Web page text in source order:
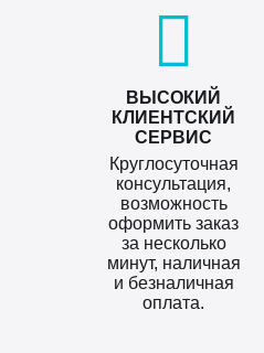
ВЫСОКИЙ
КЛИЕНТСКИЙ
СЕРВИС
Круглосуточная
консультация,
возможность
оформить заказ
за несколько
минут, наличная
и безналичная
оплата.